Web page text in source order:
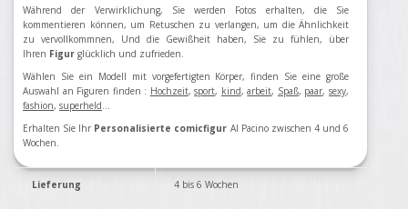
Während der Verwirklichung, Sie werden Fotos erhalten, die Sie
kommentieren können, um Retuschen zu verlangen, um die Ähnlichkeit
zu vervollkommnen, Und die Gewißheit haben, Sie zu fühlen, über
Ihren Figur glücklich und zufrieden.
Wählen Sie ein Modell mit vorgefertigten Körper, finden Sie eine große
Auswahl an Figuren finden : Hochzeit,sport, kind,arbeit, Spaß, paar,sexy,
fashion, superheld...
Erhalten Sie Ihr Personalisierte comicfigur Al Pacino zwischen 4 und 6
Wochen.
Lieferung 4 bis 6 Wochen